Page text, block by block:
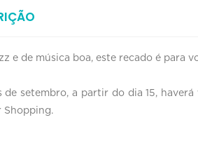
e de música boa, este recado é para
de setembro, a partir do dia 15,
Shopping.